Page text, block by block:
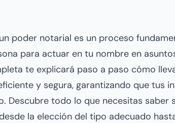
poder notarial es un proceso
para actuar en tu nombre en
te explicará paso a paso cómo
y segura, garantizando que tus
Descubre todo lo que necesitas saber
la elección del tipo adecuado